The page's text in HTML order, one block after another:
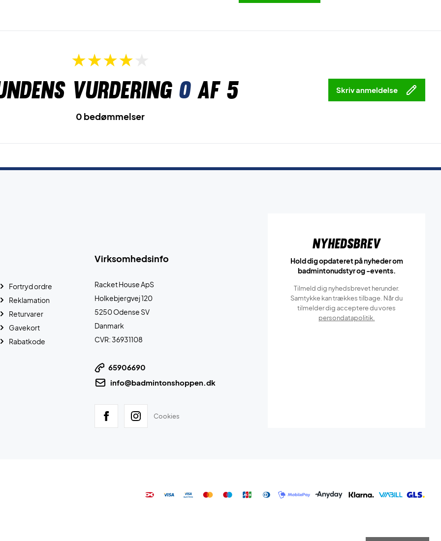
vurdering 0af 5 Skriv anmeldelse
0 bedømmelser
Virksomhedsinfo
Racket House ApS
Holkebjergvej 120
5250 Odense SV
Danmark
CVR: 36931108
65906690
info@badmintonshoppen.dk
Cookies
Fortryd ordre
Reklamation
Returvarer
Gavekort
Rabatkode
Nyhedsbrev
Hold dig opdateret på nyheder om
badmintonudstyr og -events.
Tilmeld dig nyhedsbrevet herunder.
Samtykke kan trækkes tilbage. Når du
tilmelder dig acceptere du vores
persondatapolitik.